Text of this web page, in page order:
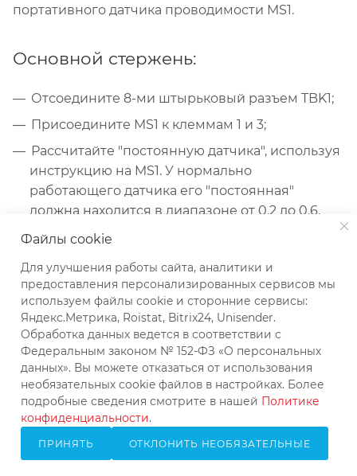
портативного датчика проводимости MS1.
Основной стержень:
Отсоедините 8-ми штырьковый разъем TBK1;
Присоедините MS1 к клеммам 1 и 3;
Рассчитайте "постоянную датчика", используя
инструкцию на MS1. У нормально
работающего датчика его "постоянная"
должна находится в диапазоне от 0.2 до 0.6.
Большее значение говорит о том, что на
Стержень датчика:
Присоедините MS1 к клеммам 2 и 3.
У нормально работающего датчика его
"постоянная" должна находится в диапазоне
от 0.2 до 0.6. Значение до 0.8 приемлемо.
Датчик температуры Pt100:
Файлы cookie
Для улучшения работы сайта, аналитики и
предоставления персонализированных сервисов мы
используем файлы cookie и сторонние сервисы:
Яндекс.Метрика, Roistat, Bitrix24, Unisender.
Обработка данных ведется в соответствии с
Федеральным законом № 152-ФЗ «О персональных
данных». Вы можете отказаться от использования
необязательных cookie файлов в настройках. Более
подробные сведения смотрите в нашей Политике
конфиденциальности.
ПРИНЯТЬ ОТКЛОНИТЬ НЕОБЯЗАТЕЛЬНЫЕ